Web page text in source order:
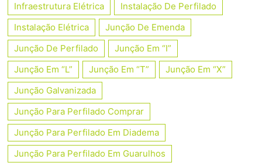
Infraestrutura Elétrica
Instalação De Perfilado
Instalação Elétrica
Junção De Emenda
Junção De Perfilado
Junção Em “I”
Junção Em “L”
Junção Em “T”
Junção Em “X”
Junção Galvanizada
Junção Para Perfilado Comprar
Junção Para Perfilado Em Diadema
Junção Para Perfilado Em Guarulhos